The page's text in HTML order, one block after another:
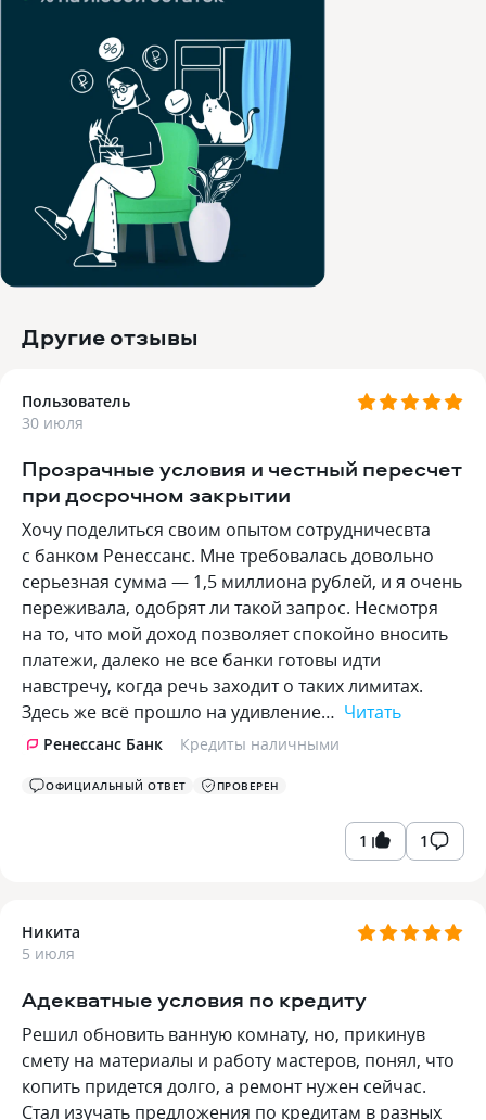
Другие отзывы
Пользователь
30 июля
Прозрачные условия и честный пересчет
при досрочном закрытии
Хочу поделиться своим опытом сотрудничесвта
с банком Ренессанс. Мне требовалась довольно
серьезная сумма — 1,5 миллиона рублей, и я очень
переживала, одобрят ли такой запрос. Несмотря
на то, что мой доход позволяет спокойно вносить
платежи, далеко не все банки готовы идти
навстречу, когда речь заходит о таких лимитах.
Здесь же всё прошло на удивление… Читать
Ренессанс Банк Кредиты наличными
ОФИЦИАЛЬНЫЙ ОТВЕТ ПРОВЕРЕН
1 1
Никита
5 июля
Адекватные условия по кредиту
Решил обновить ванную комнату, но, прикинув
смету на материалы и работу мастеров, понял, что
копить придется долго, а ремонт нужен сейчас.
Стал изучать предложения по кредитам в разных